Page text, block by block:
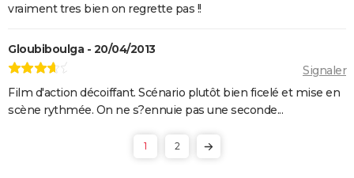
Old boy
Maigret : synopsis, casting, Depardieu, avis...
The Dog Stars : le thriller de Ridley Scott se dévoile
dans une nouvelle bande-annonce
vraiment tres bien on regrette pas !!
Gloubiboulga - 20/04/2013
Signaler
Film d'action décoiffant. Scénario plutôt bien ficelé et mise en
scène rythmée. On ne s?ennuie pas une seconde...
1 2